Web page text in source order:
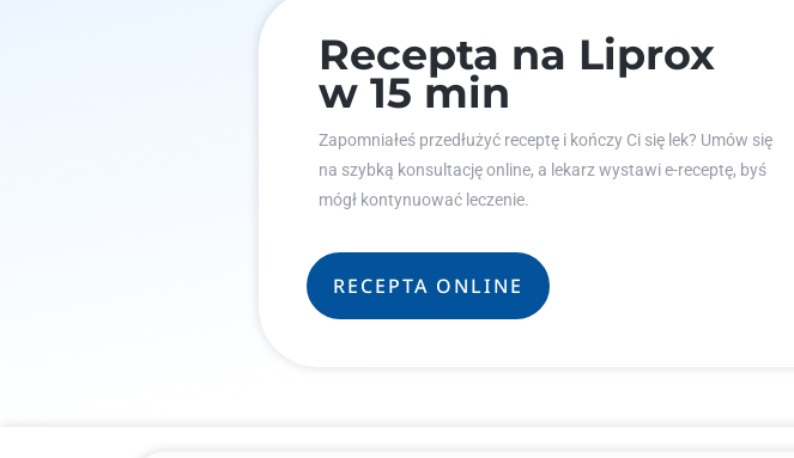
Recepta na Liprox
w 15 min
Zapomniałeś przedłużyć receptę i kończy Ci się lek? Umów się
na szybką konsultację online, a lekarz wystawi e-receptę, byś
mógł kontynuować leczenie.
RECEPTA ONLINE